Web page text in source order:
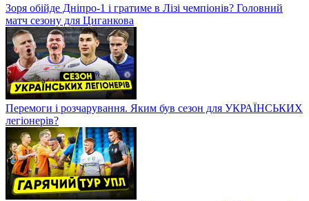
Зоря обійде Дніпро-1 і гратиме в Лізі чемпіонів? Головний
матч сезону для Циганкова
Перемоги і розчарування. Яким був сезон для УКРАЇНСЬКИХ
легіонерів?